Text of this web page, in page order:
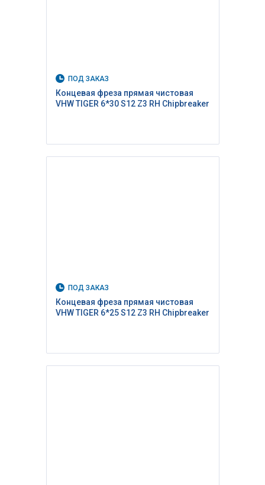
ПОД ЗАКАЗ
Концевая фреза прямая чистовая
VHW TIGER 6*30 S12 Z3 RH Сhipbreaker
ПОД ЗАКАЗ
Концевая фреза прямая чистовая
VHW TIGER 6*25 S12 Z3 RH Сhipbreaker